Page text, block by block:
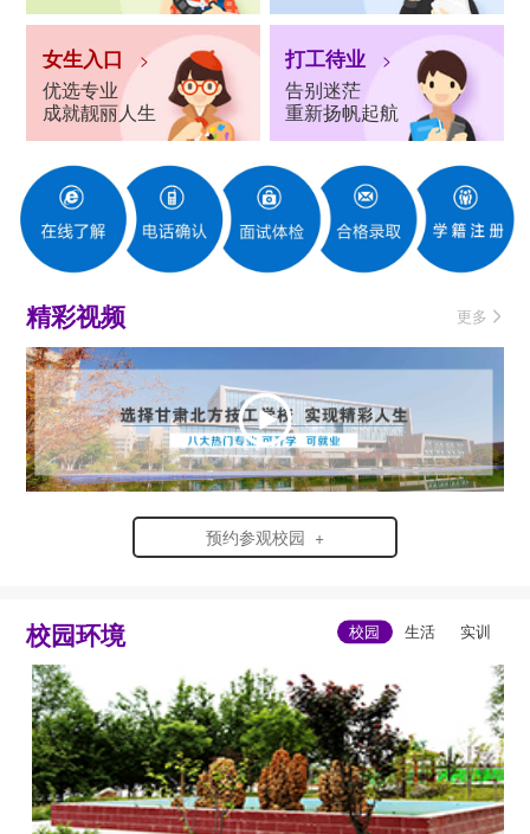
女生入口 >
优选专业
成就靓丽人生
打工待业 >
告别迷茫
重新扬帆起航
精彩视频 更多
预约参观校园 +
校园环境